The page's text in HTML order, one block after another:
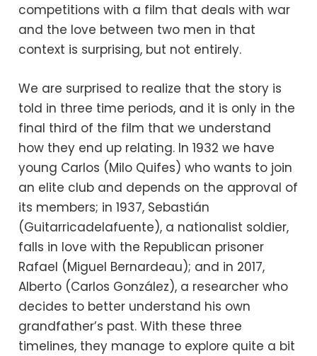
competitions with a film that deals with war
and the love between two men in that
context is surprising, but not entirely.
We are surprised to realize that the story is
told in three time periods, and it is only in the
final third of the film that we understand
how they end up relating. In 1932 we have
young Carlos (Milo Quifes) who wants to join
an elite club and depends on the approval of
its members; in 1937, Sebastián
(Guitarricadelafuente), a nationalist soldier,
falls in love with the Republican prisoner
Rafael (Miguel Bernardeau); and in 2017,
Alberto (Carlos González), a researcher who
decides to better understand his own
grandfather’s past. With these three
timelines, they manage to explore quite a bit